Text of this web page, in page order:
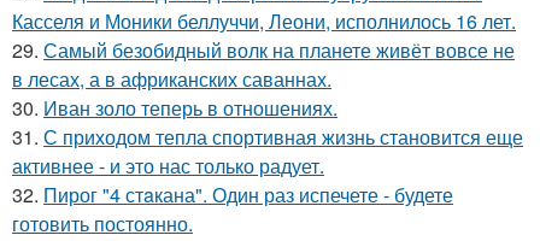
Касселя и Моники беллуччи, Леони, исполнилось 16 лет.
29. Самый безобидный волк на планете живёт вовсе не
в лесах, а в африканских саваннах.
30. Иван золо теперь в отношениях.
31. С приходом тепла спортивная жизнь становится еще
активнее - и это нас только радует.
32. Пирог "4 стaкана". Один раз испечете - будете
готовить постоянно.